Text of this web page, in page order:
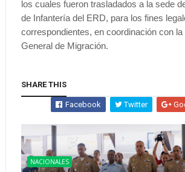
los cuales fueron trasladados a la sede
de Infantería del ERD, para los fines
correspondientes, en coordinación con
General de Migración.
SHARE THIS
Facebook Twitter
NACIONALES